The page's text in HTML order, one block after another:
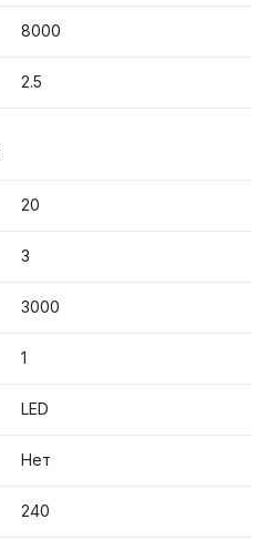
8000
2.5
20
3
3000
1
LED
Нет
240